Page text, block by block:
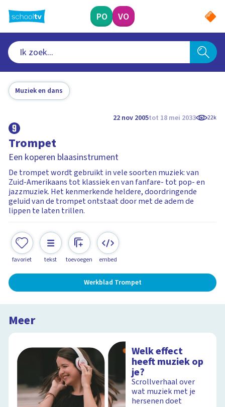
naar
hoofdinhoud
PO VO
Muziek en dans
22 nov 2005tot 18 mei 2033 22k
Trompet
Een koperen blaasinstrument
De trompet wordt gebruikt in vele soorten muziek: van
Zuid-Amerikaans tot klassiek en van fanfare- tot pop- en
jazzmuziek. Het kenmerkende heldere, doordringende
geluid van de trompet ontstaat door met de adem de
lippen te laten trillen.
favoriet tekst toevoegen embed
Werkblad Trompet
Meer
Welk effect
heeft muziek op
je?
Scrollverhaal over
wat muziek met je
hersenen doet